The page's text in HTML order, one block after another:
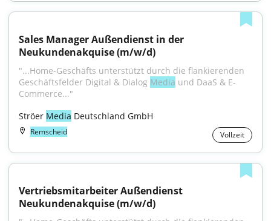
Sales Manager Außendienst in der
Neukundenakquise (m/w/d)
"...Home-Geschäfts unterstützt durch die flankierenden
Geschäftsfelder Digital & Dialog Media und DaaS & E-
Commerce..."
Ströer Media Deutschland GmbH
Remscheid Vollzeit
Vertriebsmitarbeiter Außendienst
Neukundenakquise (m/w/d)